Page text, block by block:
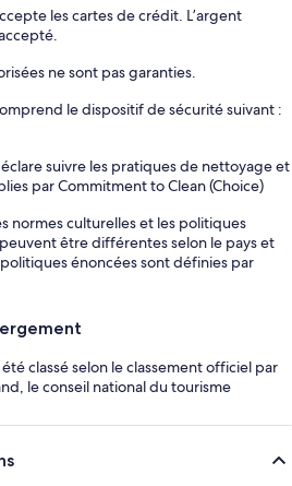
les cartes de crédit. L’argent
ne sont pas garanties.
le dispositif de sécurité suivant :
suivre les pratiques de nettoyage et
par Commitment to Clean (Choice)
normes culturelles et les politiques
être différentes selon le pays et
énoncées sont définies par
classé selon le classement officiel par
le conseil national du tourisme